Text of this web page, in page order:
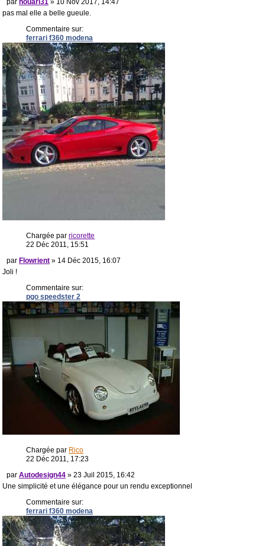
par houari31 » 10 Nov 2017, 14:47
pas mal elle a belle gueule.
Commentaire sur:
ferrari f360 modena
Chargée par ricorette
22 Déc 2011, 15:51
par Flowrient » 14 Déc 2015, 16:07
Joli !
Commentaire sur:
pgo speedster 2
Chargée par Rico
22 Déc 2011, 17:23
par Autodesign44 » 23 Juil 2015, 16:42
Une simplicité et une élégance pour un rendu exceptionnel
Commentaire sur:
ferrari f360 modena